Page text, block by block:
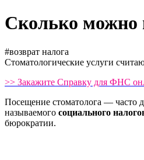
Сколько можно
#возврат налога
Стоматологические услуги
>> Закажите Справку для ФНС
Посещение стоматолога — часто
называемого социального
бюрократии.